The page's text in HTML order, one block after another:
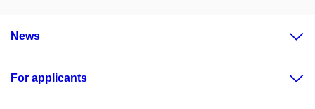
News
For applicants